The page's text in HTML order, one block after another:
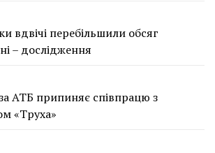
вдвічі перебільшили обсяг
– дослідження
АТБ припиняє співпрацю з
«Труха»